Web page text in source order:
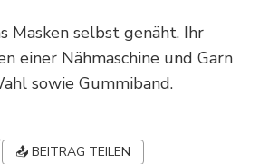
Masken selbst genäht. Ihr
einer Nähmaschine und Garn
sowie Gummiband.
📤 BEITRAG TEILEN